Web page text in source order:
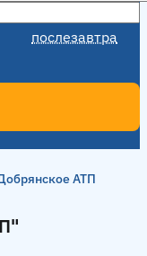
послезавтра
АТП